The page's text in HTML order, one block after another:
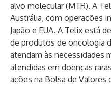
alvo molecular (MTR). A
Austrália, com operações
Japão e EUA. A Telix está
de produtos de oncologia
atendam às necessidades
atendidas em doenças
ações na Bolsa de Valores